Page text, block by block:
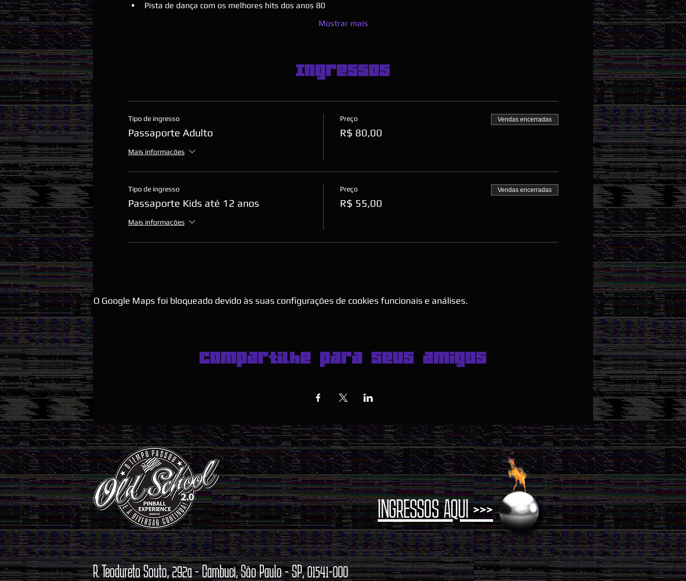
Pista de dança com os melhores hits dos anos 80
Mostrar mais
Ingressos
Tipo de ingresso
Passaporte Adulto
Mais informações
Preço
R$ 80,00
Vendas encerradas
Tipo de ingresso
Passaporte Kids até 12 anos
Mais informações
Preço
R$ 55,00
Vendas encerradas
O Google Maps foi bloqueado devido às suas configurações de cookies funcionais e análises.
Compartilhe para seus amigos
INGRESSOS AQUI >>>
R. Teodureto Souto, 292a - Cambuci, São Paulo - SP, 01541-000